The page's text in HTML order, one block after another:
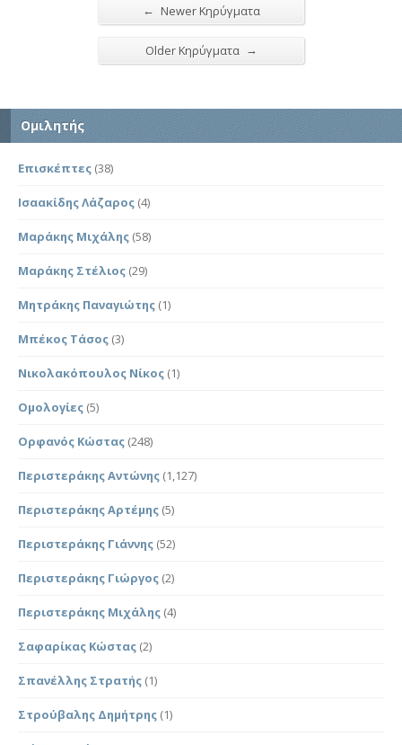
← Newer Κηρύγματα
Older Κηρύγματα →
Ομιλητής
Επισκέπτες (38)
Ισαακίδης Λάζαρος (4)
Μαράκης Μιχάλης (58)
Μαράκης Στέλιος (29)
Μητράκης Παναγιώτης (1)
Μπέκος Τάσος (3)
Νικολακόπουλος Νίκος (1)
Ομολογίες (5)
Ορφανός Κώστας (248)
Περιστεράκης Αντώνης (1,127)
Περιστεράκης Αρτέμης (5)
Περιστεράκης Γιάννης (52)
Περιστεράκης Γιώργος (2)
Περιστεράκης Μιχάλης (4)
Σαφαρίκας Κώστας (2)
Σπανέλλης Στρατής (1)
Στρούβαλης Δημήτρης (1)